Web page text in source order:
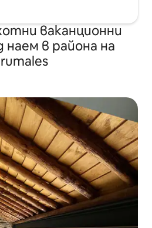
ваканционни
в района на